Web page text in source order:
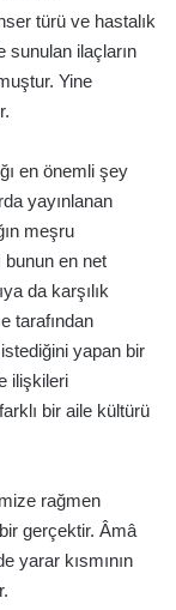
türü ve hastalık
sunulan ilaçların
Yine
en önemli şey
yayınlanan
meşru
bunun en net
da karşılık
tarafından
yapan bir
ilişkileri
bir aile kültürü
rağmen
gerçektir. Âmâ
yarar kısmının